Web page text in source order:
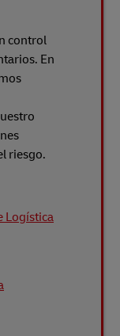
control
En
riesgo.
Logística